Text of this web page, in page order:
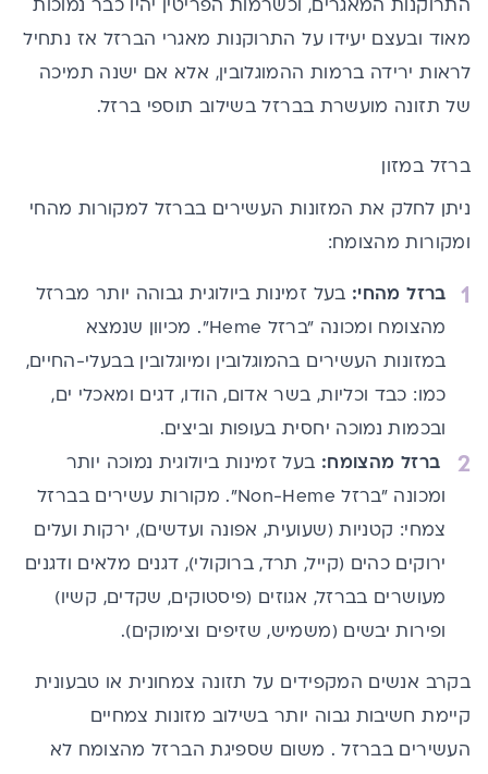
התרוקנות המאגרים, וכשרמות הפריטין יהיו כבר נמוכות
מאוד ובעצם יעידו על התרוקנות מאגרי הברזל אז נתחיל
לראות ירידה ברמות ההמוגלובין, אלא אם ישנה תמיכה
של תזונה מועשרת בברזל בשילוב תוספי ברזל.
ברזל במזון
ניתן לחלק את המזונות העשירים בברזל למקורות מהחי
ומקורות מהצומח:
ברזל מהחי: בעל זמינות ביולוגית גבוהה יותר מברזל
מהצומח ומכונה "ברזל Heme". מכיוון
שנמצא
במזונות העשירים בהמוגלובין ומיוגלובין בבעלי-החיים,
כמו: כבד וכליות, בשר אדום, הודו, דגים ומאכלי ים,
ובכמות נמוכה יחסית בעופות וביצים.
ברזל מהצומח: בעל זמינות ביולוגית נמוכה יותר
ומכונה "ברזל Non-Heme". מקורות עשירים בברזל
צמחי: קטניות (שעועית, אפונה ועדשים), ירקות ועלים
ירוקים כהים (קייל, תרד, ברוקולי), דגנים מלאים ודגנים
מעושרים בברזל, אגוזים (פיסטוקים, שקדים, קשיו)
ופירות יבשים (משמיש, שזיפים וצימוקים).
בקרב אנשים המקפידים על תזונה צמחוניתאו טבעונית
קיימת חשיבות גבוה יותר בשילוב מזונות צמחיים
העשירים בברזל . משום שספיגת הברזל מהצומח לא